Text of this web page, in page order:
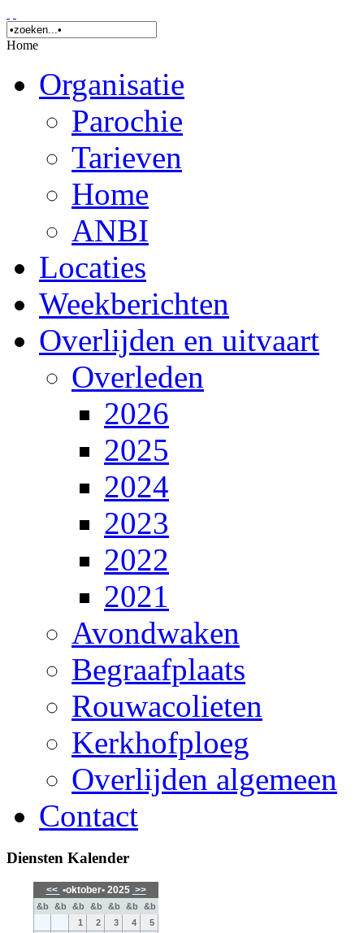
Home
Organisatie
Parochie
Tarieven
Home
ANBI
Locaties
Weekberichten
Overlijden en uitvaart
Overleden
2026
2025
2024
2023
2022
2021
Avondwaken
Begraafplaats
Rouwacolieten
Kerkhofploeg
Overlijden algemeen
Contact
Diensten Kalender
<< •oktober• 2025 >>
&b &b &b &b &b &b &b
1
2 3 4
5